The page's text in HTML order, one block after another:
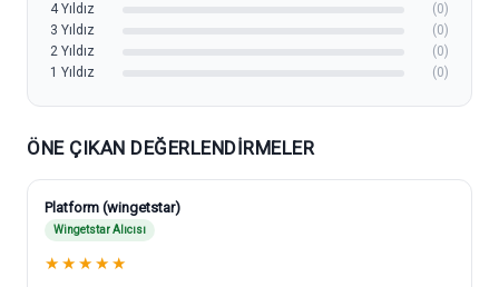
4 Yıldız
(0)
3 Yıldız
(0)
2 Yıldız
(0)
1 Yıldız
(0)
ÖNE ÇIKAN DEĞERLENDIRMELER
Platform (wingetstar)
Wingetstar Alıcısı
★ ★ ★ ★ ★